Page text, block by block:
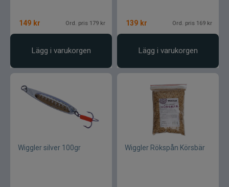
Simms
Smith Creek
Sölvekroken
Spiderwire
Sportsystem
149 kr Ord. pris 179 kr
Lägg i varukorgen
139 kr Ord. pris 169 kr
Lägg i varukorgen
Wiggler silver 100gr Wiggler Rökspån Körsbär